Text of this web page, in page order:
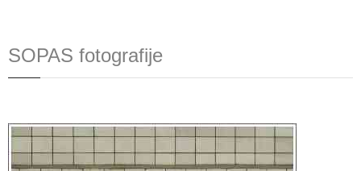
SOPAS fotografije